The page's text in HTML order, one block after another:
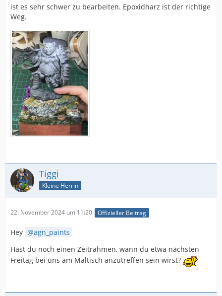
ist es sehr schwer zu bearbeiten. Epoxidharz ist der richtige
Weg.
Tiggi
Kleine Herrin
22. November 2024 um 11:20 Offizieller Beitrag
Hey
agn_paints
Hast du noch einen Zeitrahmen, wann du etwa nächsten
Freitag bei uns am Maltisch anzutreffen sein wirst?